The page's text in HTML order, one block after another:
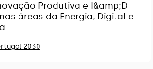
Produtiva e I&amp;D
áreas da Energia, Digital e
2030